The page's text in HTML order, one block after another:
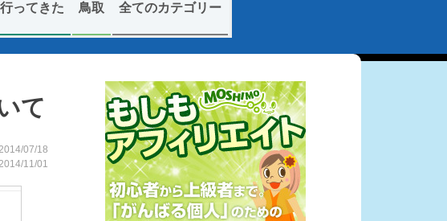
行ってきた 鳥取 全てのカテゴリー
て
07/18
11/01